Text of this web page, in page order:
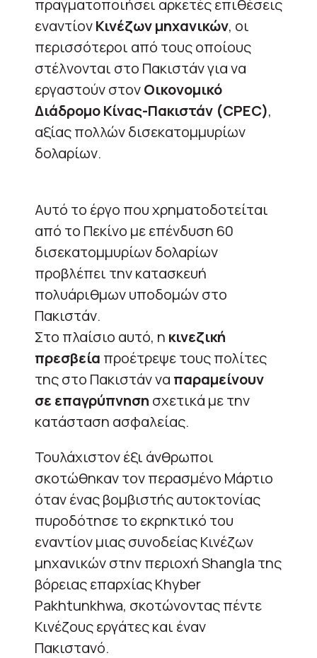
πραγματοποιήσει αρκετές επιθέσεις
εναντίονΚινέζων μηχανικών, οι
περισσότεροι από τους οποίους
στέλνονται στο Πακιστάν για να
εργαστούν στονΟικονομικό
Διάδρομο Κίνας-Πακιστάν (CPEC),
αξίας πολλών δισεκατομμυρίων
δολαρίων.
Αυτό το έργο που χρηματοδοτείται
από το Πεκίνο με επένδυση 60
δισεκατομμυρίων δολαρίων
προβλέπει την κατασκευή
πολυάριθμων υποδομών στο
Πακιστάν.
Στο πλαίσιο αυτό, η κινεζική
πρεσβεία προέτρεψε τους πολίτες
της στο Πακιστάν να παραμείνουν
σε επαγρύπνηση σχετικά με την
κατάσταση ασφαλείας.
Τουλάχιστον έξι άνθρωποι
σκοτώθηκαν τον περασμένο Μάρτιο
όταν ένας βομβιστής αυτοκτονίας
πυροδότησε το εκρηκτικό του
εναντίον μιας συνοδείας Κινέζων
μηχανικών στην περιοχή Shangla της
βόρειας επαρχίας Khyber
Pakhtunkhwa, σκοτώνοντας πέντε
Κινέζους εργάτες και έναν
Πακιστανό.